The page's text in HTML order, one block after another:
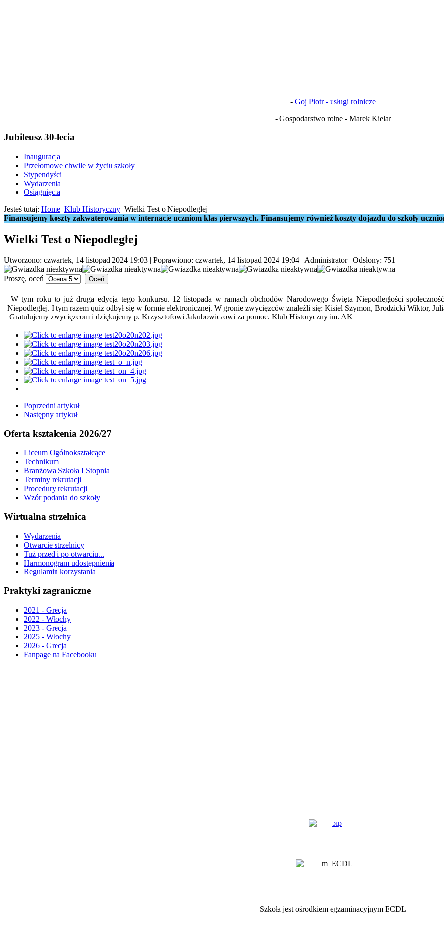
- Goj Piotr - usługi rolnicze
- Gospodarstwo rolne - Marek Kielar
Jubileusz 30-lecia
Inauguracja
Przełomowe chwile w życiu szkoły
Stypendyści
Wydarzenia
Osiągnięcia
Jesteś tutaj: Home Klub Historyczny Wielki Test o Niepodległej
Finansujemy koszty zakwaterowania w internacie uczniom klas pierwszych. Finansujemy również koszty dojazdu do szkoły
Wielki Test o Niepodległej
Utworzono: czwartek, 14 listopad 2024 19:03 | Poprawiono: czwartek, 14 listopad 2024 19:04 | Administrator| Odsłony: 751
Proszę, oceń
W tym roku to już druga edycja tego konkursu. 12 listopada w ramach obchodów Narodowego Święta Niepodległości
Niepodległej. I tym razem quiz odbył się w formie elektronicznej. W gronie zwycięzców znaleźli się: Kisiel Szymon, Brodzicki Wiktor,
Gratulujemy zwycięzcom i dziękujemy p. Krzysztofowi Jakubowiczowi za pomoc. Klub Historyczny im. AK
Poprzedni artykuł
Następny artykuł
Oferta kształcenia 2026/27
Liceum Ogólnokształcące
Technikum
Branżowa Szkoła I Stopnia
Terminy rekrutacji
Procedury rekrutacji
Wzór podania do szkoły
Wirtualna strzelnica
Wydarzenia
Otwarcie strzelnicy
Tuż przed i po otwarciu...
Harmonogram udostępnienia
Regulamin korzystania
Praktyki zagraniczne
2021 - Grecja
2022 - Włochy
2023 - Grecja
2025 - Włochy
2026 - Grecja
Fanpage na Facebooku
Szkoła jest ośrodkiem egzaminacyjnym ECDL